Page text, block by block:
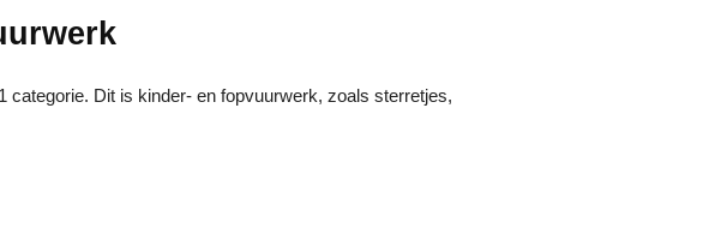
Dit is kinder- en fopvuurwerk, zoals sterretjes,